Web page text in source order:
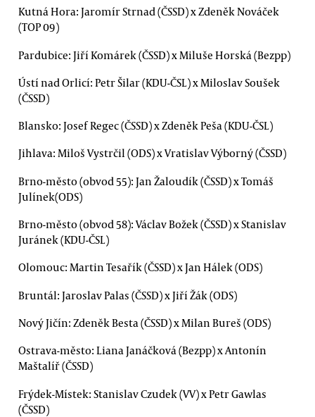
Kutná Hora: Jaromír Strnad (ČSSD) x Zdeněk Nováček
(TOP 09)
Pardubice: Jiří Komárek (ČSSD) x Miluše Horská (Bezpp)
Ústí nad Orlicí: Petr Šilar (KDU-ČSL) x Miloslav Soušek
(ČSSD)
Blansko: Josef Regec (ČSSD) x Zdeněk Peša (KDU-ČSL)
Jihlava: Miloš Vystrčil (ODS) x Vratislav Výborný (ČSSD)
Brno-město (obvod 55): Jan Žaloudík (ČSSD) x Tomáš
Julínek(ODS)
Brno-město (obvod 58): Václav Božek (ČSSD) x Stanislav
Juránek (KDU-ČSL)
Olomouc: Martin Tesařík (ČSSD) x Jan Hálek (ODS)
Bruntál: Jaroslav Palas (ČSSD) x Jiří Žák (ODS)
Nový Jičín: Zdeněk Besta (ČSSD) x Milan Bureš (ODS)
Ostrava-město: Liana Janáčková (Bezpp) x Antonín
Maštalíř (ČSSD)
Frýdek-Místek: Stanislav Czudek (VV) x Petr Gawlas
(ČSSD)